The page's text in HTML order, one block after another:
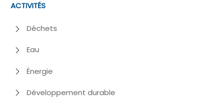
ACTIVITÉS
Déchets
Eau
Énergie
Développement durable